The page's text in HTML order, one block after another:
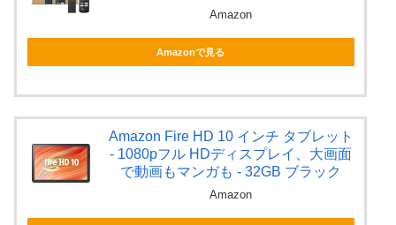
Amazon
Amazonで見る
Amazon Fire HD 10 インチ タブレット
- 1080pフル HDディスプレイ、大画面
で動画もマンガも - 32GB ブラック
Amazon